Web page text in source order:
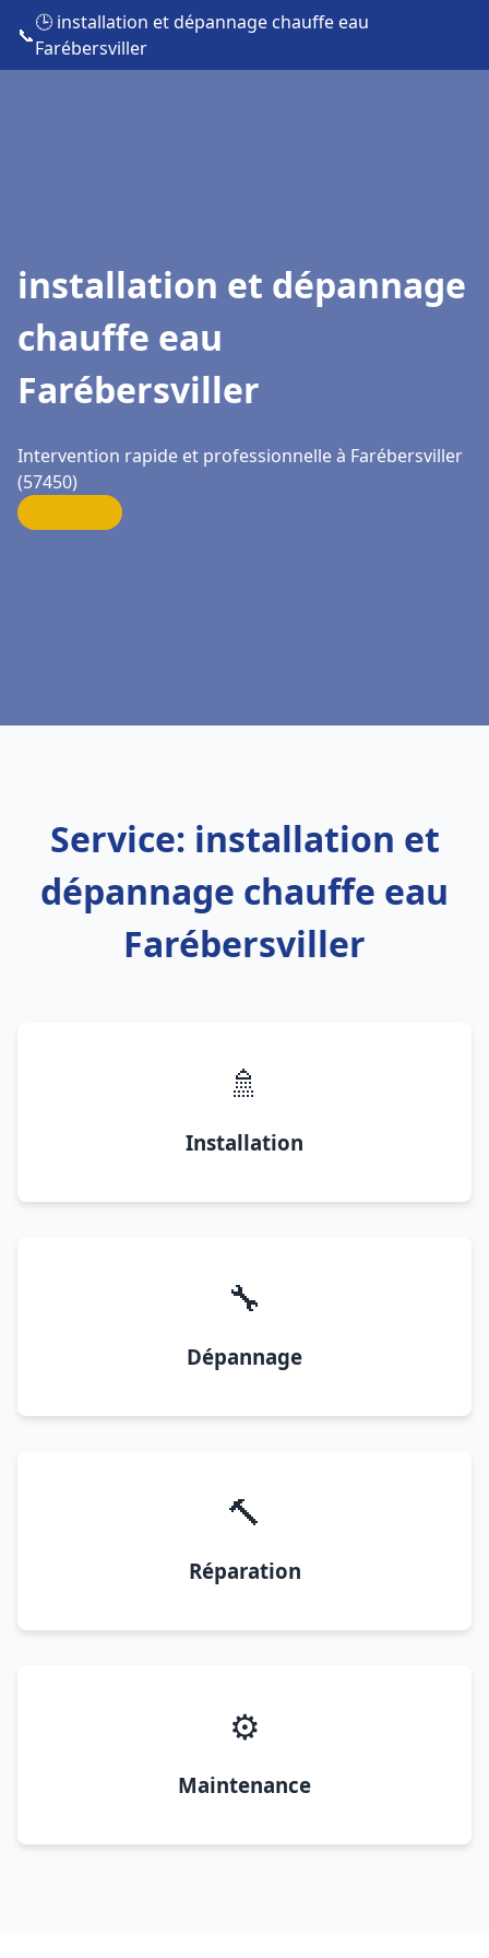
📞
🕒 installation et dépannage chauffe eau
Farébersviller
installation et dépannage
chauffe eau
Farébersviller
Intervention rapide et professionnelle à Farébersviller
(57450)
Service: installation et
dépannage chauffe eau
Farébersviller
🚿
Installation
🔧
Dépannage
🔨
Réparation
⚙️
Maintenance